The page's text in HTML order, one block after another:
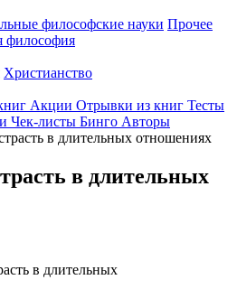
философские науки Прочее
философия
Христианство
Акции Отрывки из книг Тесты
Чек-листы Бинго Авторы
в длительных отношениях
в длительных